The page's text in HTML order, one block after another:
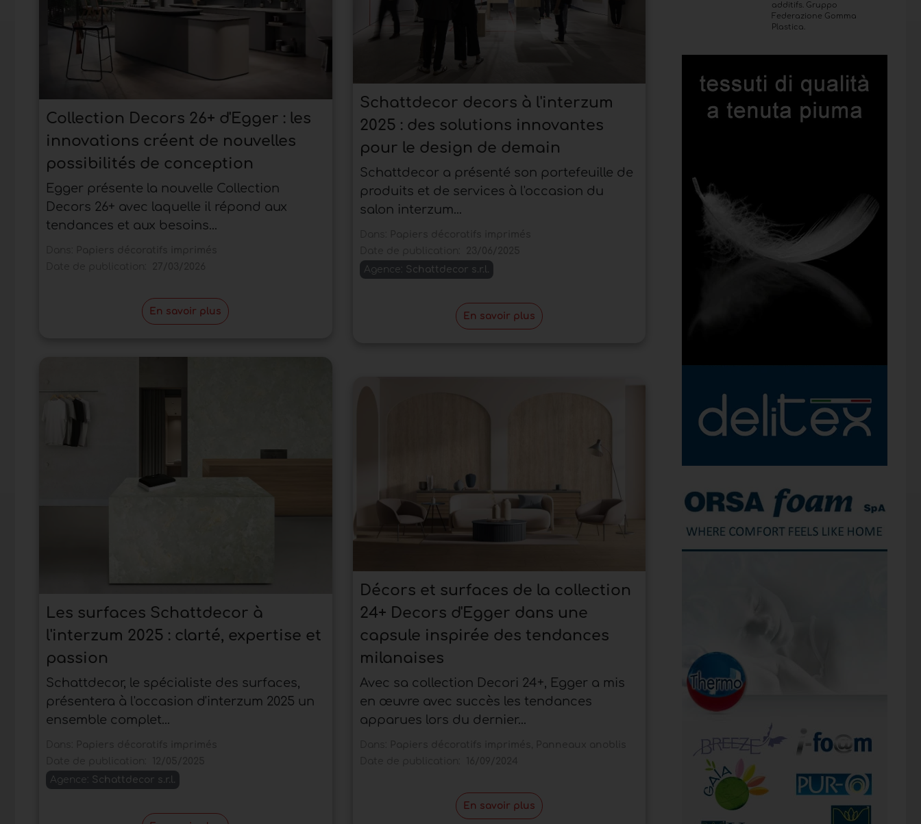
Collection Decors 26+ d'Egger : les
innovations créent de nouvelles
possibilités de conception
Egger présente la nouvelle Collection
Decors 26+ avec laquelle il répond aux
tendances et aux besoins...
En savoir plus
Schattdecor decors à l'interzum
2025 : des solutions innovantes
pour le design de demain
Schattdecor a présenté son portefeuille de
produits et de services à l'occasion du
salon interzum...
Agence: Schattdecor s.r.l.
En savoir plus
Les surfaces Schattdecor à
l'interzum 2025 : clarté, expertise et
passion
Schattdecor, le spécialiste des surfaces,
présentera à l'occasion d'interzum 2025 un
ensemble complet...
Agence: Schattdecor s.r.l.
Décors et surfaces de la collection
24+ Decors d'Egger dans une
capsule inspirée des tendances
milanaises
Avec sa collection Decori 24+, Egger a mis
en œuvre avec succès les tendances
apparues lors du dernier...
En savoir plus
additifs. Gruppo
Federazione Gomma
Plastica.